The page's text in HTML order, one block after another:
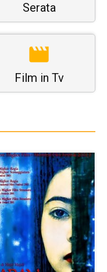
Serata
Film in Tv